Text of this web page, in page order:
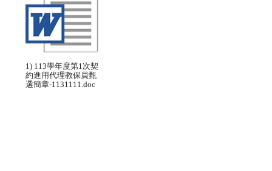
1) 113學年度第1次契
約進用代理教保員甄
選簡章-1131111.doc